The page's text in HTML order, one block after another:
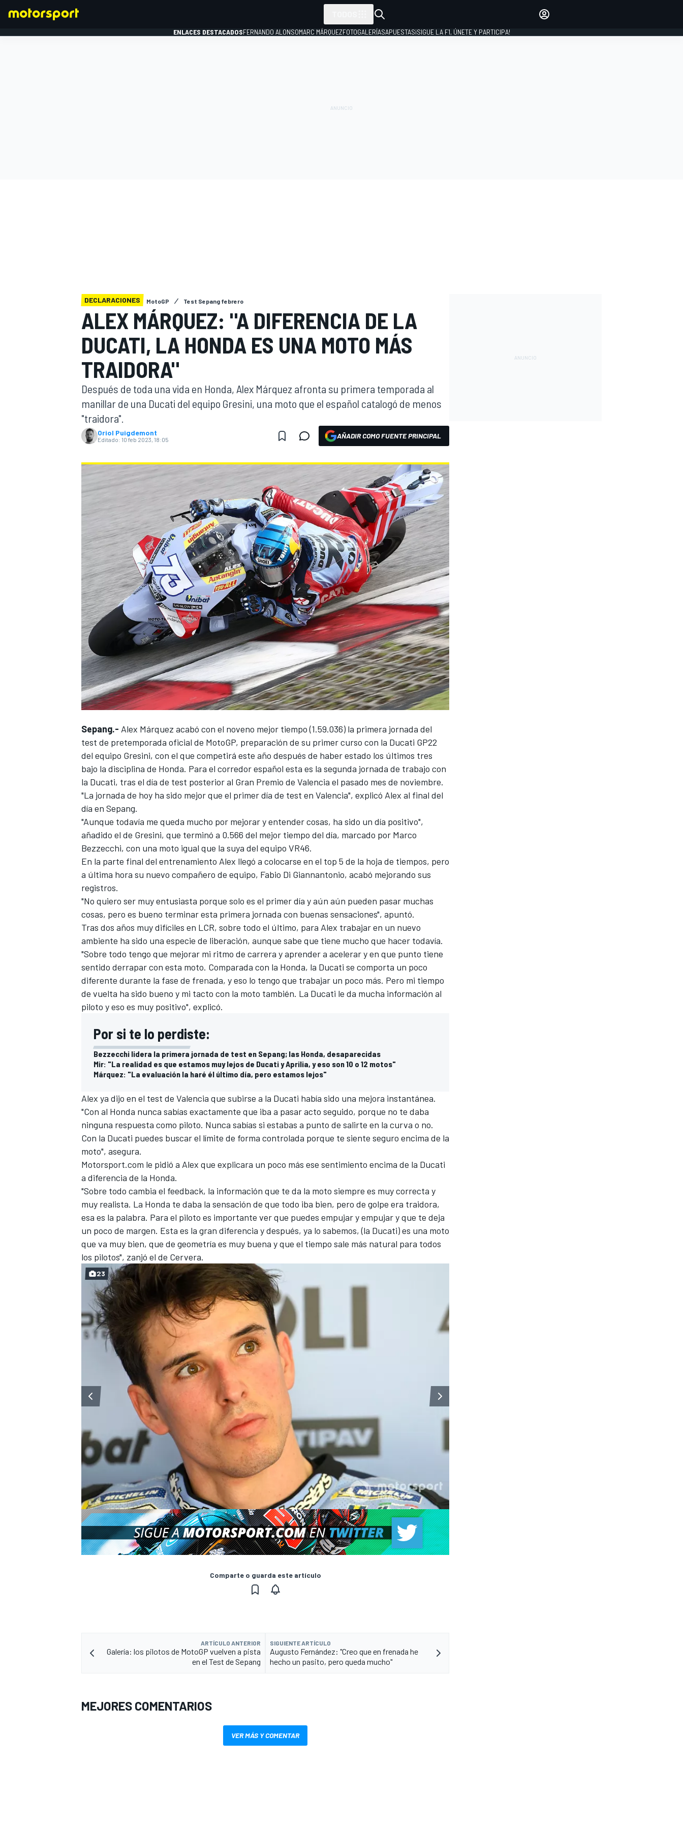
WEC FÓRMULA E
MÁS CATEGORÍAS
ENLACES DESTACADOSFERNANDO ALONSOMARC MÁRQUEZFOTOGALERÍASAPUESTAS¡SIGUE LA F1, ÚNETE Y PARTICIPA!
DECLARACIONES MotoGP Test Sepang febrero
ALEX MÁRQUEZ: "A DIFERENCIA DE LA
DUCATI, LA HONDA ES UNA MOTO MÁS
TRAIDORA"
Después de toda una vida en Honda, Alex Márquez afronta su primera temporada al
manillar de una Ducati del equipo Gresini, una moto que el español catalogó de menos
"traidora".
Oriol Puigdemont
Editado: 10 feb 2023, 18:05 AÑADIR COMO FUENTE PRINCIPAL
Sepang.- Alex Márquez acabó con el noveno mejor tiempo (1.59.036) la primera jornada del
test de pretemporada oficial de MotoGP, preparación de su primer curso con la Ducati GP22
del equipo Gresini, con el que competirá este año después de haber estado los últimos tres
bajo la disciplina de Honda. Para el corredor español esta es la segunda jornada de trabajo con
la Ducati, tras el día de test posterior al Gran Premio de Valencia el pasado mes de noviembre.
"La jornada de hoy ha sido mejor que el primer día de test en Valencia", explicó Alex al final del
día en Sepang.
"Aunque todavía me queda mucho por mejorar y entender cosas, ha sido un día positivo",
añadido el de Gresini, que terminó a 0.566 del mejor tiempo del día, marcado por Marco
Bezzecchi, con una moto igual que la suya del equipo VR46.
En la parte final del entrenamiento Alex llegó a colocarse en el top 5 de la hoja de tiempos, pero
a última hora su nuevo compañero de equipo, Fabio Di Giannantonio, acabó mejorando sus
registros.
"No quiero ser muy entusiasta porque solo es el primer día y aún aún pueden pasar muchas
cosas, pero es bueno terminar esta primera jornada con buenas sensaciones", apuntó.
Tras dos años muy difíciles en LCR, sobre todo el último, para Alex trabajar en un nuevo
ambiente ha sido una especie de liberación, aunque sabe que tiene mucho que hacer todavía.
"Sobre todo tengo que mejorar mi ritmo de carrera y aprender a acelerar y en que punto tiene
sentido derrapar con esta moto. Comparada con la Honda, la Ducati se comporta un poco
diferente durante la fase de frenada, y eso lo tengo que trabajar un poco más. Pero mi tiempo
de vuelta ha sido bueno y mi tacto con la moto también. La Ducati le da mucha información al
piloto y eso es muy positivo", explicó.
Por si te lo perdiste:
Bezzecchi lidera la primera jornada de test en Sepang; las Honda, desaparecidas
Mir: "La realidad es que estamos muy lejos de Ducati y Aprilia, y eso son 10 o 12 motos"
Márquez: "La evaluación la haré él último día, pero estamos lejos"
Alex ya dijo en el test de Valencia que subirse a la Ducati había sido una mejora instantánea.
"Con al Honda nunca sabías exactamente que iba a pasar acto seguido, porque no te daba
ninguna respuesta como piloto. Nunca sabías si estabas a punto de salirte en la curva o no.
Con la Ducati puedes buscar el límite de forma controlada porque te siente seguro encima de la
moto", asegura.
Motorsport.com le pidió a Alex que explicara un poco más ese sentimiento encima de la Ducati
a diferencia de la Honda.
"Sobre todo cambia el feedback, la información que te da la moto siempre es muy correcta y
muy realista. La Honda te daba la sensación de que todo iba bien, pero de golpe era traidora,
esa es la palabra. Para el piloto es importante ver que puedes empujar y empujar y que te deja
un poco de margen. Esta es la gran diferencia y después, ya lo sabemos, (la Ducati) es una moto
que va muy bien, que de geometría es muy buena y que el tiempo sale más natural para todos
los pilotos", zanjó el de Cervera.
23
Comparte o guarda este artículo
ARTÍCULO ANTERIOR
Galería: los pilotos de MotoGP vuelven a pista
en el Test de Sepang
SIGUIENTE ARTÍCULO
Augusto Fernández: "Creo que en frenada he
hecho un pasito, pero queda mucho"
MEJORES COMENTARIOS
VER MÁS Y COMENTAR